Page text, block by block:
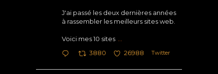
J'ai passé les deux dernières années
à rassembler les meilleurs sites web.
Voici mes 10 sites
3880 26988 Twitter